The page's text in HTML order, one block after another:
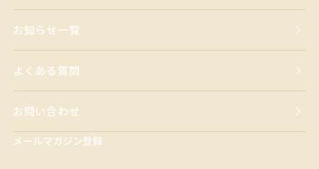
お知らせ一覧
よくある質問
お問い合わせ
メールマガジン登録